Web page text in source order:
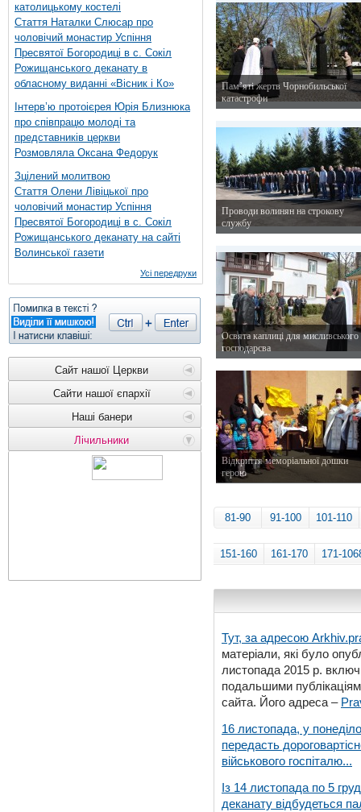
католицькому костелі
Стаття Наталки Слюсар про
чоловічий монастир Успіння
Пресвятої Богородиці в с. Сокіл
Рожищанського деканату в
обласному виданні «Вісник і Ко»
Інтерв’ю протоієрея Юрія Близнюка
про співпрацю молоді та
представників церкви
Розмовляла Оксана Федорук
Зцілений молитвою
Стаття Олени Лівіцької про
чоловічий монастир Успіння
Пресвятої Богородиці в с. Сокіл
Рожищанського деканату на сайті
Волинської газети
Усі передруки
Сайт нашої Церкви
Сайти нашої єпархії
Наші банери
Лічильники
Пам’яті жертв Чорнобильської
катастрофи
Проводи волинян на строкову
службу
Освята каплиці для мисливського
господарсва
Відкриття меморіальної дошки
герою
81-90 91-100 101-110
151-160 161-170 171-
Тут, за адресою
матеріали, які було
листопада 2015 р.
подальшими
сайта. Його адреса –
16 листопада, у
передасть
військового госпіталю...
Із 14 листопада по 5
деканату відбудеться